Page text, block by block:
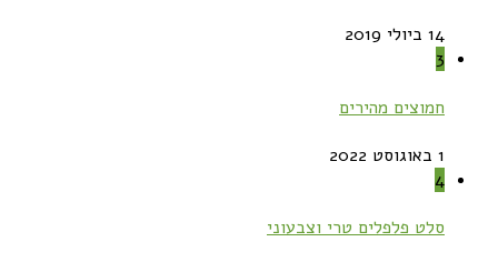
14 ביולי 2019
3
חמוצים מהירים
1 באוגוסט 2022
4
סלט פלפלים טרי וצבעוני